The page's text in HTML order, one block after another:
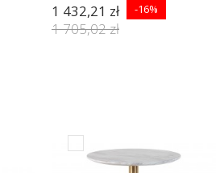
1 432,21 zł -16%
1 705,02 zł